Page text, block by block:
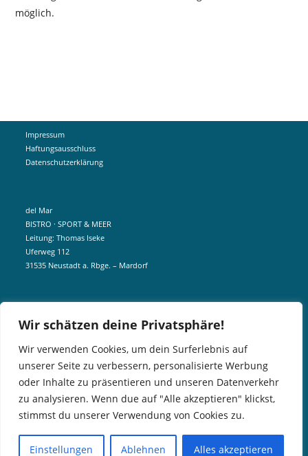
Wir schätzen deine Privatsphäre!
Wir verwenden Cookies, um dein Surferlebnis auf
unserer Seite zu verbessern, personalisierte Werbung
oder Inhalte zu präsentieren und unseren Datenverkehr
zu analysieren. Wenn due auf "Alle akzeptieren" klickst,
stimmst du unserer Verwendung von Cookies zu.
Einstellungen Ablehnen Alles akzeptieren
möglich.
Impressum
Haftungsausschluss
Datenschutzerklärung
del Mar
BISTRO · SPORT & MEER
Leitung: Thomas Iseke
Uferweg 112
31535 Neustadt a. Rbge. – Mardorf
info@delmar-mardorf.de
Gern könnt ihr euch telefonisch bei uns über aktuelle Öffnungszeiten
informieren. Für Gruppen und Events können wir aber gern jederzeit
öffnen.